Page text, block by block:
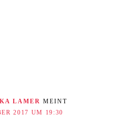
LAMER MEINT
2017 UM 19:30